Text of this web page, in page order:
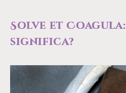
Solve et
significa?